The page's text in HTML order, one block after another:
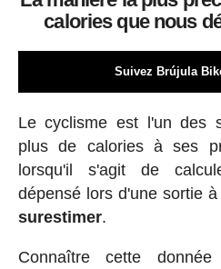
calories que nous
Suivez Brújula
Le cyclisme est l'un des
plus de calories à ses
lorsqu'il s'agit de
dépensé lors d'une sortie
surestimer.
Connaître cette